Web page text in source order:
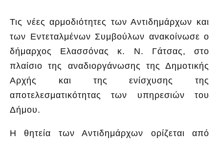
Τις νέες αρμοδιότητες των Αντιδημάρχων και
των Εντεταλμένων Συμβούλων ανακοίνωσε ο
δήμαρχος Ελασσόνας κ. Ν. Γάτσας, στο
πλαίσιο της αναδιοργάνωσης της Δημοτικής
Αρχής και της ενίσχυσης της
αποτελεσματικότητας των υπηρεσιών του
Δήμου.
Η θητεία των Αντιδημάρχων ορίζεται από